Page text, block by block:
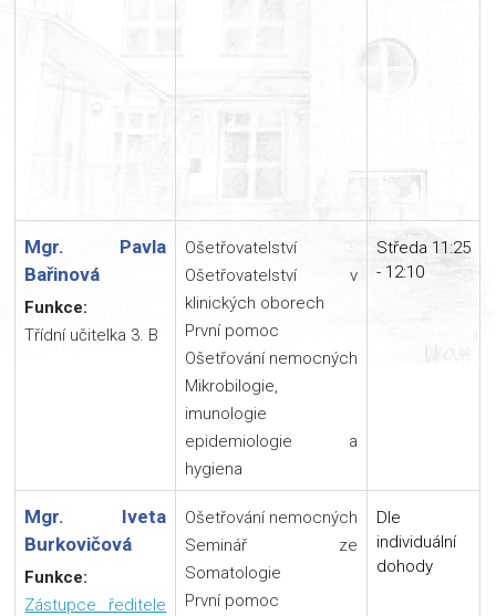
Mgr. Pavla
Bařinová
Funkce:
Třídní učitelka 3. B
Ošetřovatelství
Ošetřovatelství v
klinických oborech
První pomoc
Ošetřování nemocných
Mikrobilogie,
imunologie
epidemiologie a
hygiena
Středa 11:25
- 12:10
Mgr. Iveta
Burkovičová
Funkce:
Zástupce ředitele
Ošetřování nemocných
Seminář ze
Somatologie
První pomoc
Dle
individuální
dohody